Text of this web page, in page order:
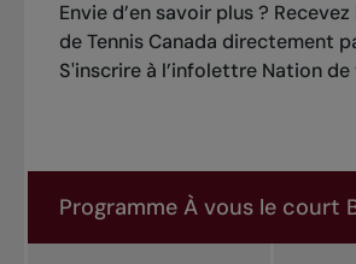
Envie d’en savoir plus ?
de Tennis Canada directement
S'inscrire à l’infolettre Nation
Rechercher par sujet, joueur ou